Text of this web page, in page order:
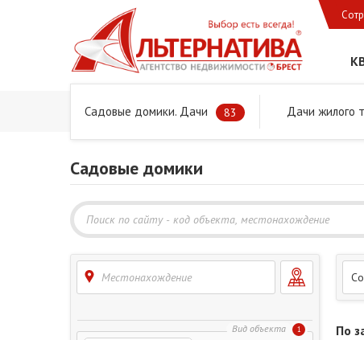
Садовые домики. Дачи 83 Дачи жилого
Главная Предложения Дачи, садовые домики и
Садовые домики
Местонахождение
1 По